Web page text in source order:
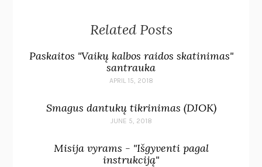
Related Posts
Paskaitos "Vaikų kalbos raidos skatinimas"
santrauka
APRIL 15, 2018
Smagus dantukų tikrinimas (DJOK)
JUNE 5, 2018
Misija vyrams - "Išgyventi pagal
instrukciją"